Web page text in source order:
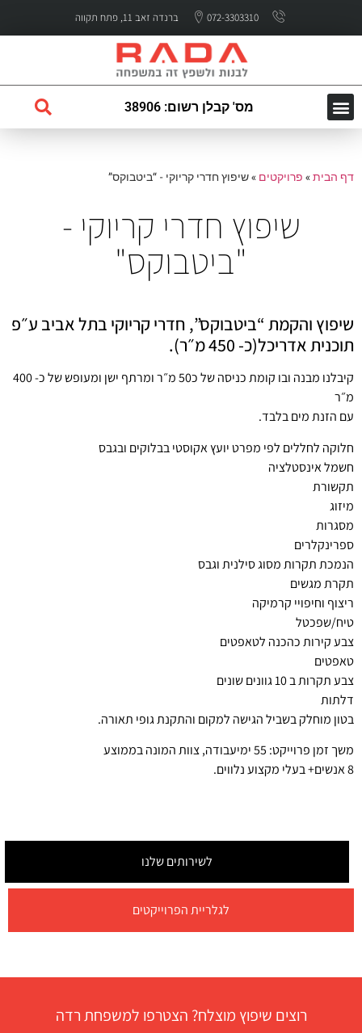
072-3303310 ברנדה זאב 11, פתח תקווה
מס' קבלן רשום: 38906
דף הבית»פרויקטים»שיפוץ חדרי קריוקי - “ביטבוקס”
שיפוץ חדרי קריוקי -
"ביטבוקס"
שיפוץ והקמת “ביטבוקס”, חדרי קריוקי בתל אביב ע״פ
תוכנית אדריכל(כ- 450 מ״ר).
קיבלנו מבנה ובו קומת כניסה של כ50 מ״ר ומרתף ישן ומעופש של כ- 400
מ״ר
עם הזנת מים בלבד.
חלוקה לחללים לפי מפרט יועץ אקוסטי בבלוקים ובגבס
חשמל אינסטלציה
תקשורת
מיזוג
מסגרות
ספרינקלרים
הנמכת תקרות מסוג סילנית וגבס
תקרת מגשים
ריצוף וחיפויי קרמיקה
טיח/שפכטל
צבע קירות כהכנה לטאפטים
טאפטים
צבע תקרות ב 10 גוונים שונים
דלתות
בטון מוחלק בשביל הגישה למקום והתקנת גופי תאורה.
משך זמן פרוייקט: 55 ימיעבודה, צוות המונה בממוצע
8 אנשים+ בעלי מקצוע נלווים.
לשירותים שלנו
לגלריית הפרוייקטים
רוצים שיפוץ מוצלח? הצטרפו למשפחת רדה